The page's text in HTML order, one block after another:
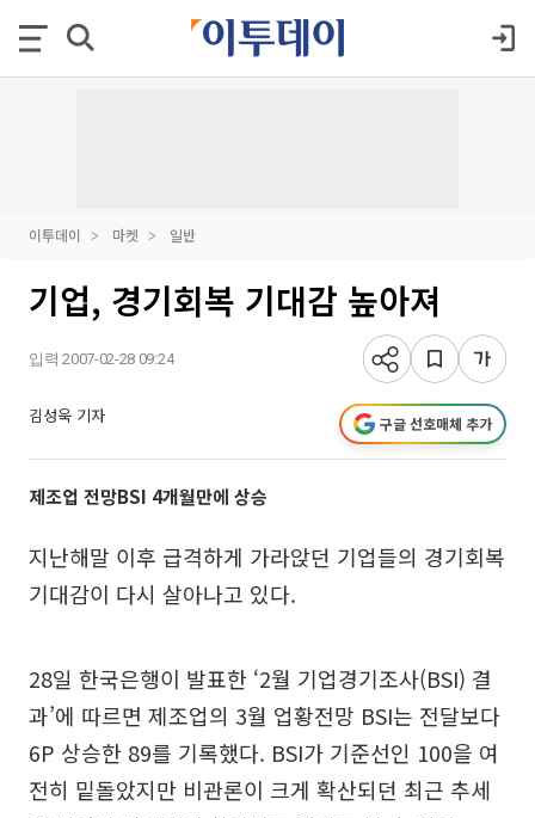
이투데이 마켓 일반
기업, 경기회복 기대감 높아져
입력 2007-02-28 09:24
김성욱 기자 구글 선호매체 추가
제조업 전망BSI 4개월만에 상승
지난해말 이후 급격하게 가라앉던 기업들의 경기회복
기대감이 다시 살아나고 있다.
28일 한국은행이 발표한 ‘2월 기업경기조사(BSI) 결
과’에 따르면 제조업의 3월 업황전망 BSI는 전달보다
6P 상승한 89를 기록했다. BSI가 기준선인 100을 여
전히 밑돌았지만 비관론이 크게 확산되던 최근 추세